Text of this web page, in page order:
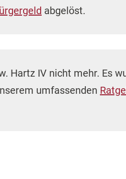
abgelöst.
Hartz IV nicht mehr. Es
umfassenden